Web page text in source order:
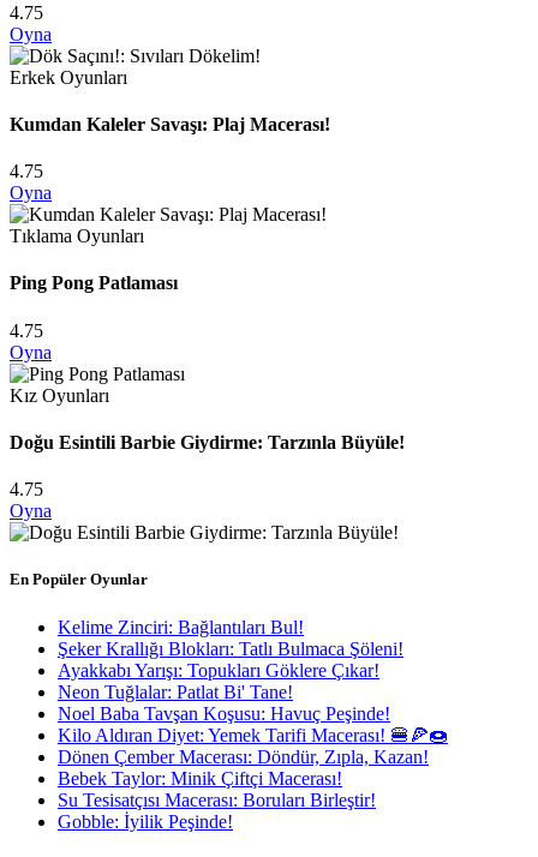
4.75
Oyna
Erkek Oyunları
Kumdan Kaleler Savaşı: Plaj Macerası!
4.75
Oyna
Tıklama Oyunları
Ping Pong Patlaması
4.75
Oyna
Kız Oyunları
Doğu Esintili Barbie Giydirme: Tarzınla Büyüle!
4.75
Oyna
En Popüler Oyunlar
Kelime Zinciri: Bağlantıları Bul!
Şeker Krallığı Blokları: Tatlı Bulmaca Şöleni!
Ayakkabı Yarışı: Topukları Göklere Çıkar!
Neon Tuğlalar: Patlat Bi' Tane!
Noel Baba Tavşan Koşusu: Havuç Peşinde!
Kilo Aldıran Diyet: Yemek Tarifi Macerası! 🍔🍕🍩
Dönen Çember Macerası: Döndür, Zıpla, Kazan!
Bebek Taylor: Minik Çiftçi Macerası!
Su Tesisatçısı Macerası: Boruları Birleştir!
Gobble: İyilik Peşinde!